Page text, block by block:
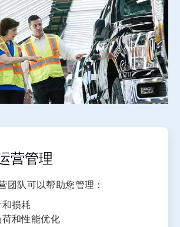
营管理
团队可以帮助您管理：
损耗
和性能优化